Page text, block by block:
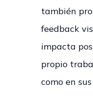
también
feedback
impacta
propio
como en